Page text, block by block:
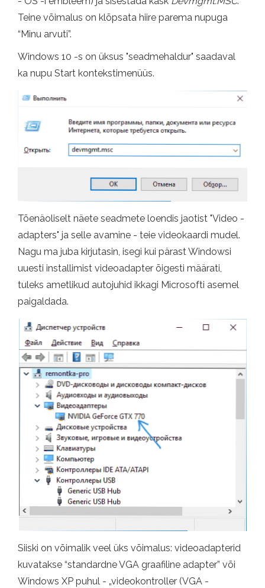
Teine võimalus on klõpsata hiire parema nupuga
“Minu arvuti”.
Windows 10 -s on üksus "seadmehaldur" saadaval
ka nupu Start kontekstimenüüs.
Tõenäoliselt näete seadmete loendis jaotist "Video -
adapters" ja selle avamine - teie videokaardi mudel.
Nagu ma juba kirjutasin, isegi kui pärast Windowsi
uuesti installimist videoadapter õigesti määrati,
tuleks ametlikud autojuhid ikkagi Microsofti asemel
paigaldada.
Siiski on võimalik veel üks võimalus: videoadapterid
kuvatakse “standardne VGA graafiline adapter” või
Windows XP puhul - „videokontroller (VGA -